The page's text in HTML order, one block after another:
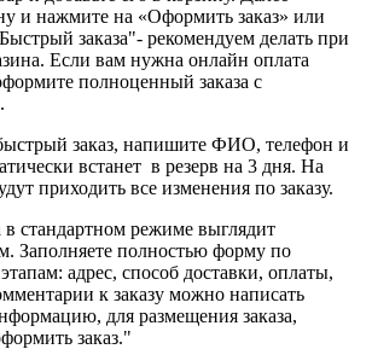
и нажмите на «Оформить заказ» или
заказа"- рекомендуем делать при
Если вам нужна онлайн оплата
полноценный заказа с
заказ, напишите ФИО, телефон и
встанет в резерв на 3 дня. На
приходить все изменения по заказу.
стандартном режиме выглядит
Заполняете полностью форму по
адрес, способ доставки, оплаты,
к заказу можно написать
для размещения заказа,
заказ."